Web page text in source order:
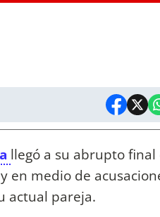
llegó a su abrupto final
y en medio de
actual pareja.